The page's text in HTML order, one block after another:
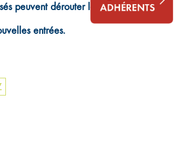
peuvent dérouter le néophyte.
entrées.